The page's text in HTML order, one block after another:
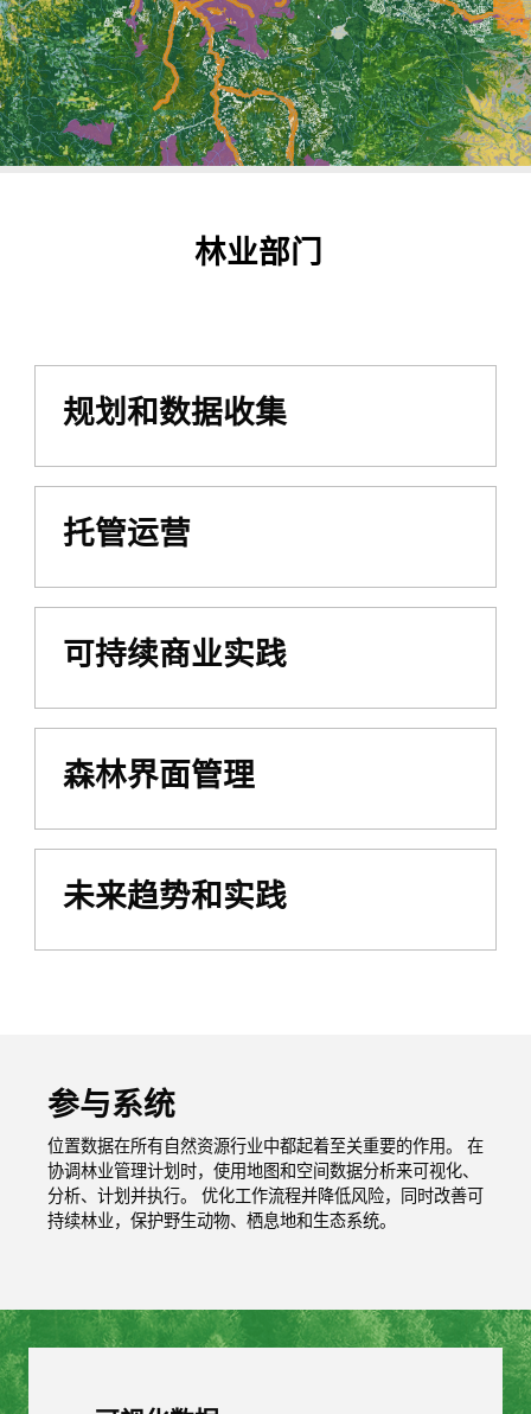
林业部门
规划和数据收集
托管运营
可持续商业实践
森林界面管理
未来趋势和实践
参与系统
位置数据在所有自然资源行业中都起着至关重要的作用。 在
协调林业管理计划时，使用地图和空间数据分析来可视化、
分析、计划并执行。 优化工作流程并降低风险，同时改善可
持续林业，保护野生动物、栖息地和生态系统。